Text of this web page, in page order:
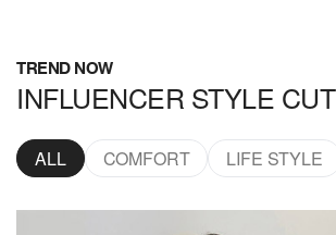
TREND NOW
INFLUENCER STYLE CUT
ALL COMFORT LIFE STYLE